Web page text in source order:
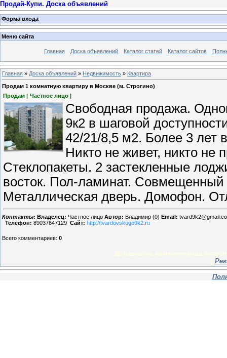
Продай-Купи. Доска объявлений
Форма входа
Меню сайта
Главная Доска объявлений Каталог статей Каталог сайтов
Главная » Доска объявлений » Недвижимость » Квартира
Продам 1 комнатную квартиру в Москве (м. Строгино)
Продам | Частное лицо |
Свободная продажа.
9к2 в шаговой
42/21/8,5 м2. Более 3 лет
Никто не живет, никто
Стеклопакеты. 2 застекленные
восток. Пол-ламинат. Совмещенный
Металлическая дверь. Домофон.
Контакты: Владелец: Частное лицо Автор: Владимир (0) Email:
Телефон: 89037647129 Сайт: http://tvardovskogo9k2.ru
Всего комментариев: 0